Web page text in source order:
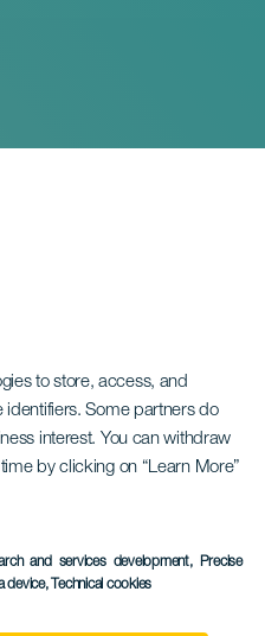
to store, access, and
identifiers. Some partners do
interest. You can withdraw
by clicking on “Learn More”
and services development, Precise
device, Technical cookies
VERANSTALTUNG